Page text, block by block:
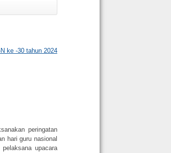
ke -30 tahun 2024
peringatan
hari guru nasional
upacara